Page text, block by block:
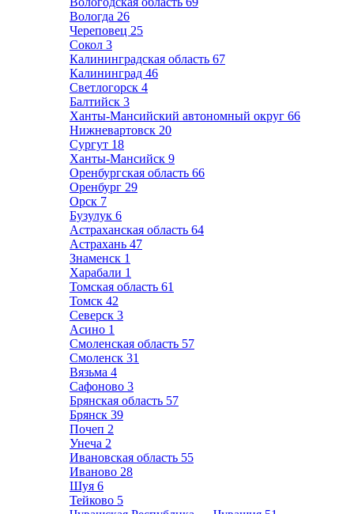
Вологда 26
Череповец 25
Сокол 3
Калининградская область 67
Калининград 46
Светлогорск 4
Балтийск 3
Ханты-Мансийский автономный округ 66
Нижневартовск 20
Сургут 18
Ханты-Мансийск 9
Оренбургская область 66
Оренбург 29
Орск 7
Бузулук 6
Астраханская область 64
Астрахань 47
Знаменск 1
Харабали 1
Томская область 61
Томск 42
Северск 3
Асино 1
Смоленская область 57
Смоленск 31
Вязьма 4
Сафоново 3
Брянская область 57
Брянск 39
Почеп 2
Унеча 2
Ивановская область 55
Иваново 28
Шуя 6
Тейково 5